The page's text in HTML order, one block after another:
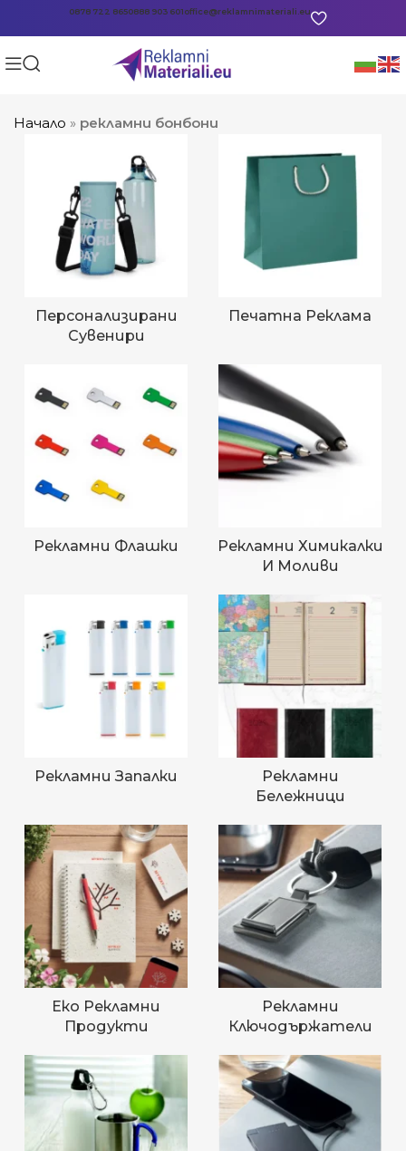
0878 722 8650888 903 601office@reklamnimateriali.eu
Начало » рекламни бонбони
Персонализирани
Сувенири
Печатна Реклама
Рекламни Флашки
Рекламни Химикалки
И Моливи
Рекламни Запалки
Рекламни
Бележници
Еко Рекламни
Продукти
Рекламни
Ключодържатели